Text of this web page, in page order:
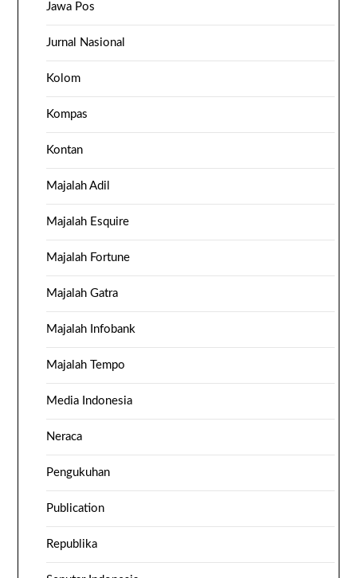
Jawa Pos
Jurnal Nasional
Kolom
Kompas
Kontan
Majalah Adil
Majalah Esquire
Majalah Fortune
Majalah Gatra
Majalah Infobank
Majalah Tempo
Media Indonesia
Neraca
Pengukuhan
Publication
Republika